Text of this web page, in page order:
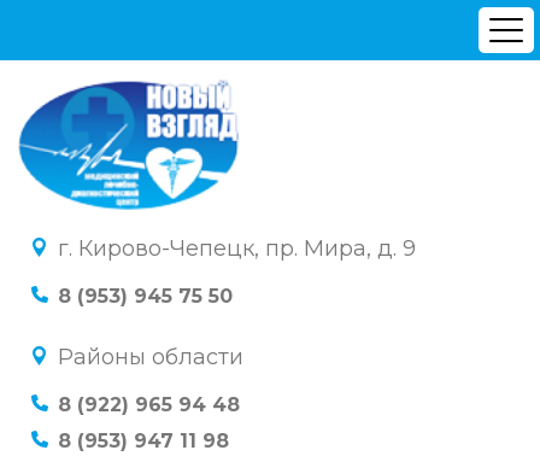
г. Кирово-Чепецк, пр. Мира, д. 9
8 (953) 945 75 50
Районы области
8 (922) 965 94 48
8 (953) 947 11 98